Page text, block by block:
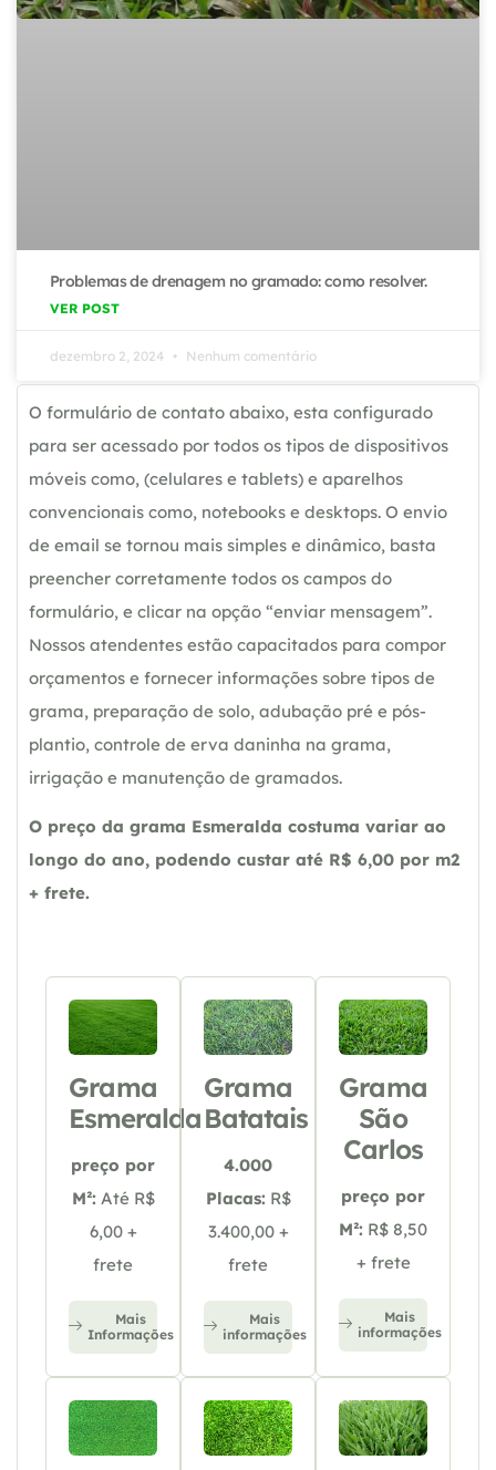
Problemas de drenagem no gramado: como resolver.
VER POST
dezembro 2, 2024 Nenhum comentário
O formulário de contato abaixo, esta configurado
para ser acessado por todos os tipos de dispositivos
móveis como, (celulares e tablets) e aparelhos
convencionais como, notebooks e desktops. O envio
de email se tornou mais simples e dinâmico, basta
preencher corretamente todos os campos do
formulário, e clicar na opção “enviar mensagem”.
Nossos atendentes estão capacitados para compor
orçamentos e fornecer informações sobre tipos de
grama, preparação de solo, adubação pré e pós-
plantio, controle de erva daninha na grama,
irrigação e manutenção de gramados.
O preço da grama Esmeralda costuma variar ao
longo do ano, podendo custar até R$ 6,00 por m2
+ frete.
Grama
Esmeralda
preço por
M²: Até R$
6,00 +
frete
Mais
Informações
Grama
Batatais
4.000
Placas: R$
3.400,00 +
frete
Mais
informações
Grama
São
Carlos
preço por
M²: R$ 8,50
+ frete
Mais
informações